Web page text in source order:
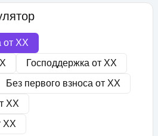
от XX
Господдержка от XX
Без первого взноса от XX
XX
XX